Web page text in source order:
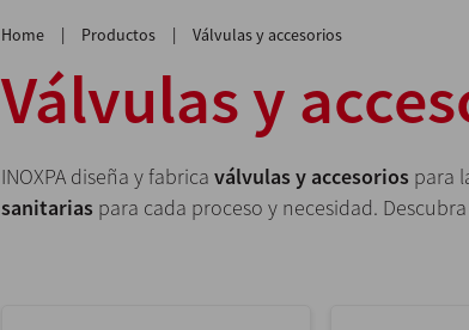
Home | Productos | Válvulas y accesorios
Válvulas y
INOXPA diseña y fabrica válvulas y accesorios para
sanitarias para cada proceso y necesidad.